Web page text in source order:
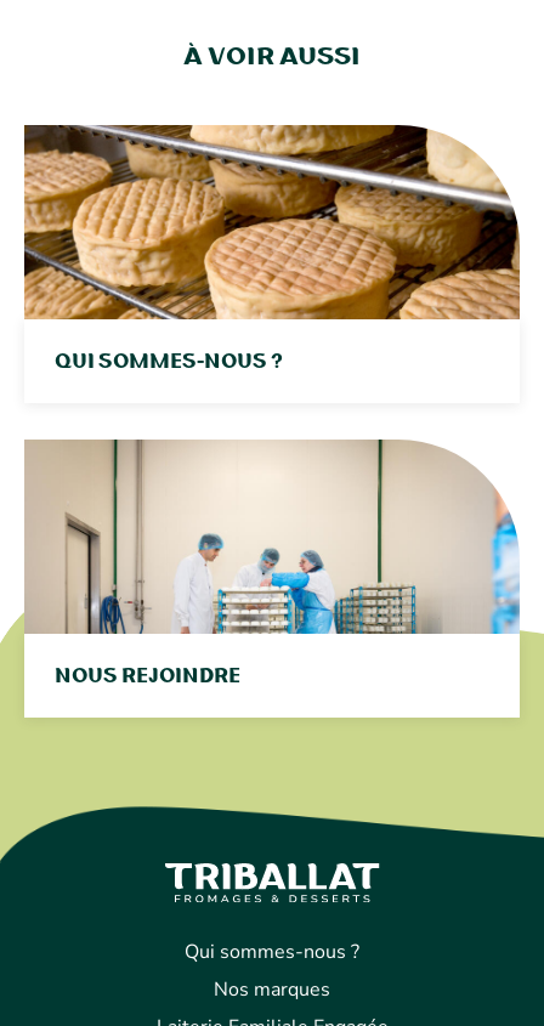
à voir aussi
Qui sommes-nous ?
Nous rejoindre
Qui sommes-nous ?
Nos marques